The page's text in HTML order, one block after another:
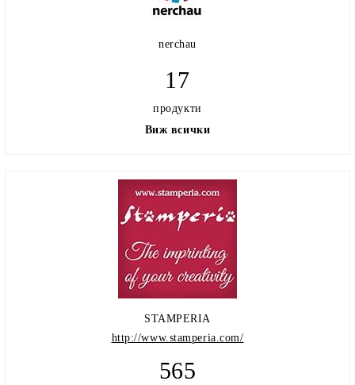
nerchau
17
продукти
Виж всички
STAMPERIA
http://www.stamperia.com/
565